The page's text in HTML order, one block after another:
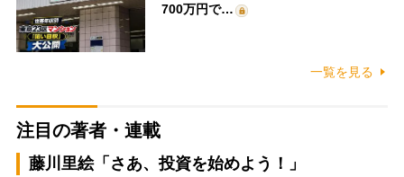
700万円で…
一覧を見る
注目の著者・連載
藤川里絵「さあ、投資を始めよう！」